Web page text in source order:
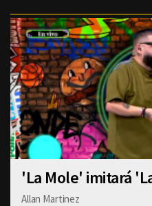
'La Mole' imitará
Allan Martinez